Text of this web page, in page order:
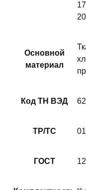
Основной
материал
Код ТН ВЭД
ТР/ТС
ГОСТ